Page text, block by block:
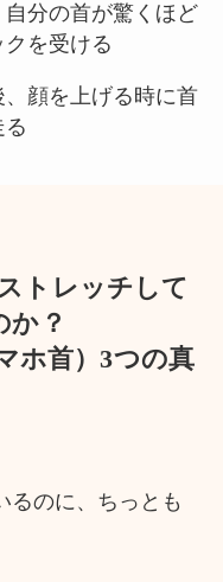
分の首が驚くほど
を受ける
顔を上げる時に首
トレッチして
か？
ホ首）3つの真
るのに、ちっとも